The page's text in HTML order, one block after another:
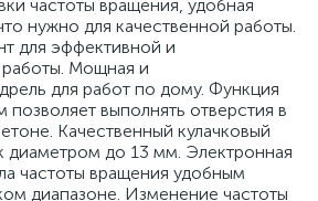
частоты вращения, удобная
нужно для качественной работы.
для эффективной и
Мощная и
для работ по дому. Функция
позволяет выполнять отверстия в
Качественный кулачковый
диаметром до 13 мм. Электронная
частоты вращения удобным
диапазоне. Изменение частоты